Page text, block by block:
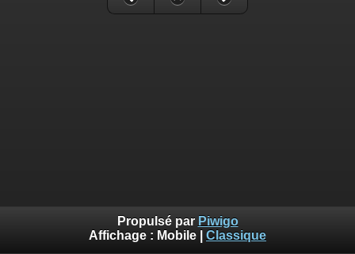
Propulsé par Piwigo
Affichage : Mobile Classique